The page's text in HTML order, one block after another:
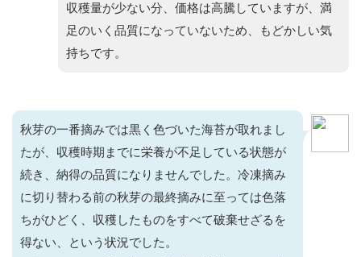
収穫量が少ない分、価格は高騰していますが、満
足のいく品質になっていないため、もどかしい気
持ちです。
秋芽の一番摘みでは黒く色づいた海苔が取れまし
たが、収穫時期までに栄養が不足している状態が
続き、納得の品質になりませんでした。冷凍摘み
に切り替わる前の秋芽の最終摘みに至っては色落
ちがひどく、収穫したものをすべて破棄せざるを
得ない、という状況でした。